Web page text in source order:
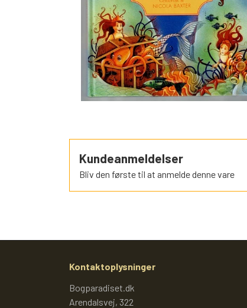
NYHEDER
Kundeanmeldelser
Bliv den første til at anmelde denne vare
Kontaktoplysninger
Bogparadiset.dk
Arendalsvej, 322